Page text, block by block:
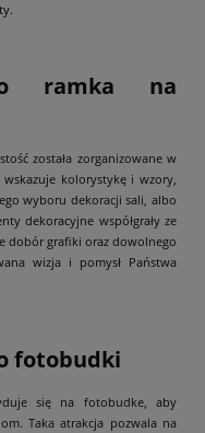
ramka na
została zorganizowane w
kolorystykę i wzory,
wyboru dekoracji sali, albo
dekoracyjne współgrały ze
dobór grafiki oraz dowolnego
wizja i pomysł Państwa
fotobudki
się na fotobudke, aby
Taka atrakcja pozwala na